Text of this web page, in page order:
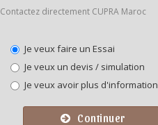
Contactez directement CUPRA Maroc
Je veux faire un Essai
Je veux un devis / simulation
Je veux avoir plus d'information
Continuer